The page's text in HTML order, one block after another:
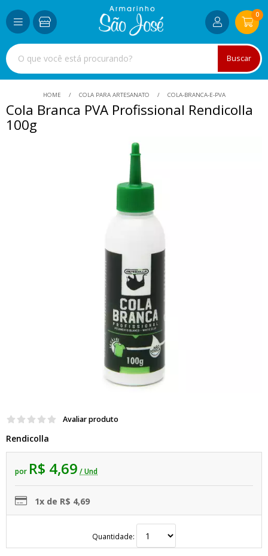
Buscar
0
HOME COLA PARA ARTESANATO COLA-BRANCA-E-PVA
Cola Branca PVA Profissional Rendicolla
100g
Avaliar produto
Rendicolla
por R$ 4,69 / Und
1x de R$ 4,69
Quantidade: